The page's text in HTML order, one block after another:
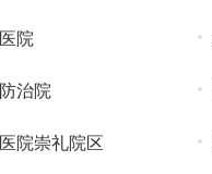
院
治院
院崇礼院区